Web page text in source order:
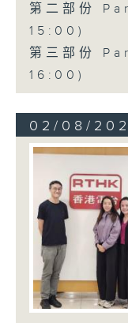
第二部份
15:00)
第三部份
16:00)
02/08/